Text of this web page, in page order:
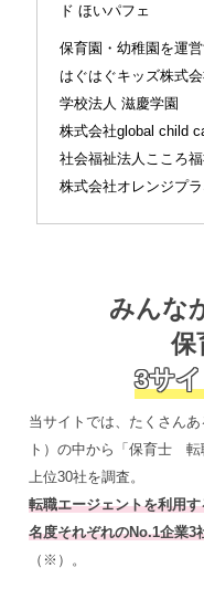
ド ほいパフェ
保育園・幼稚園を運
はぐはぐキッズ株式
学校法人 滋慶学園
株式会社global child
社会福祉法人こころ
株式会社オレンジプラ
みんな
保
3サイ
当サイトでは、たくさん
ト）の中から「保育士 転
上位30社を調査。
転職エージェントを利用
名度それぞれのNo.1企業3
（※）。